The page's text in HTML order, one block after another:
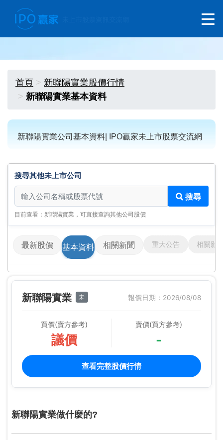
首頁
新聯陽實業股價行情
新聯陽實業基本資料
新聯陽實業公司基本資料| IPO贏家未上市股票交流網
搜尋其他未上市公司
搜尋其他未上市公司
搜尋
目前查看：新聯陽實業，可直接查詢其他公司股價
最新股價 基本資料 相關新聞 重大公告 相關影
新聯陽實業 未 報價日期：2026/08/08
買價(賣方參考)
議價
賣價(買方參考)
-
查看完整股價行情
新聯陽實業做什麼的?